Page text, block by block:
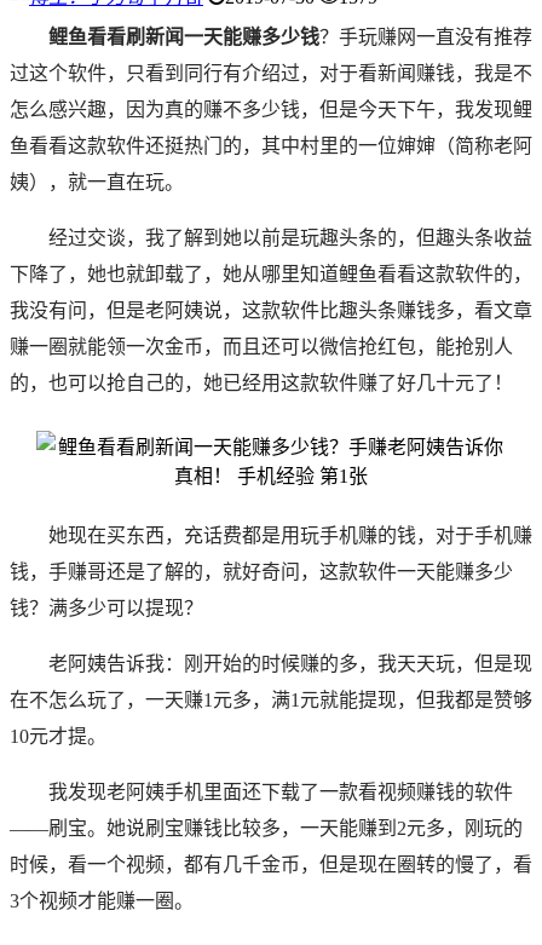
鲤鱼看看刷新闻一天能赚多少钱？手玩赚网一直没有推荐
过这个软件，只看到同行有介绍过，对于看新闻赚钱，我是不
怎么感兴趣，因为真的赚不多少钱，但是今天下午，我发现鲤
鱼看看这款软件还挺热门的，其中村里的一位婶婶（简称老阿
姨），就一直在玩。
经过交谈，我了解到她以前是玩趣头条的，但趣头条收益
下降了，她也就卸载了，她从哪里知道鲤鱼看看这款软件的，
我没有问，但是老阿姨说，这款软件比趣头条赚钱多，看文章
赚一圈就能领一次金币，而且还可以微信抢红包，能抢别人
的，也可以抢自己的，她已经用这款软件赚了好几十元了！
她现在买东西，充话费都是用玩手机赚的钱，对于手机赚
钱，手赚哥还是了解的，就好奇问，这款软件一天能赚多少
钱？满多少可以提现？
老阿姨告诉我：刚开始的时候赚的多，我天天玩，但是现
在不怎么玩了，一天赚1元多，满1元就能提现，但我都是赞够
10元才提。
我发现老阿姨手机里面还下载了一款看视频赚钱的软件
——刷宝。她说刷宝赚钱比较多，一天能赚到2元多，刚玩的
时候，看一个视频，都有几千金币，但是现在圈转的慢了，看
3个视频才能赚一圈。